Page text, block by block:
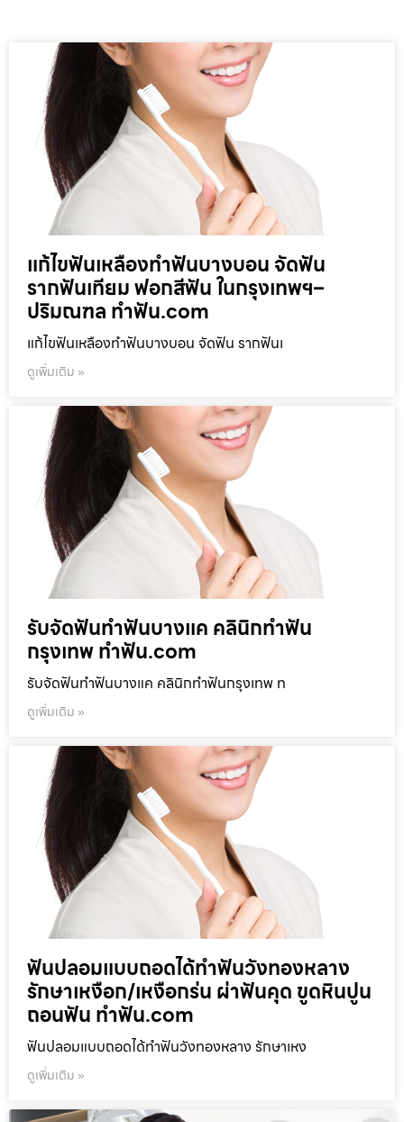
แก้ไขฟันเหลืองทำฟันบางบอน จัดฟัน
รากฟันเทียม ฟอกสีฟัน ในกรุงเทพฯ–
ปริมณฑล ทำฟัน.com
แก้ไขฟันเหลืองทำฟันบางบอน จัดฟัน รากฟันเ
ดูเพิ่มเติม »
รับจัดฟันทำฟันบางแค คลินิกทำฟัน
กรุงเทพ ทำฟัน.com
รับจัดฟันทำฟันบางแค คลินิกทำฟันกรุงเทพ ท
ดูเพิ่มเติม »
ฟันปลอมแบบถอดได้ทำฟันวังทองหลาง
รักษาเหงือก/เหงือกร่น ผ่าฟันคุด ขูดหินปูน
ถอนฟัน ทำฟัน.com
ฟันปลอมแบบถอดได้ทำฟันวังทองหลาง รักษาเหง
ดูเพิ่มเติม »